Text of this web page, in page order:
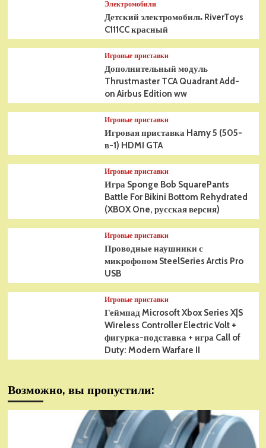
Электромобили
Детский электромобиль RiverToys
C111CC красный
Игровые приставки
Дополнительный модуль
Thrustmaster TCA Quadrant Add-
on Airbus Edition ww
Игровые приставки
Игровая приставка Hamy 5 (505-
в-1) HDMI GTA
Игровые приставки
Игра Sponge Bob SquarePants
Battle For Bikini Bottom Rehydrated
(XBOX One, русская версия)
Игровые приставки
Проводные наушники с
микрофоном SteelSeries Arctis Pro
USB
Игровые приставки
Геймпад Microsoft Xbox Series X|S
Wireless Controller Electric Volt +
фигурка-подставка + игра Call of
Duty: Modern Warfare II
Возможно, вы пропустили: